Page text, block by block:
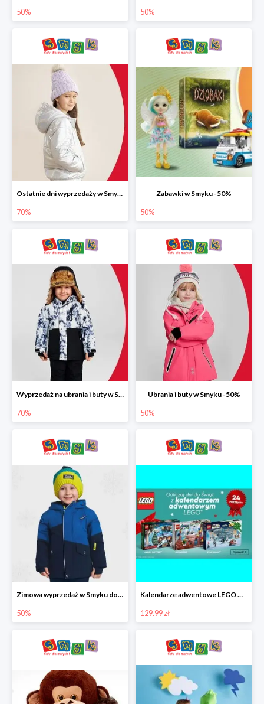
50% 50%
Ostatnie dni wyprzedaży w Smyku do -70%
70%
Zabawki w Smyku -50%
50%
Wyprzedaż na ubrania i buty w Smyku do -70%
70%
Ubrania i buty w Smyku -50%
50%
Zimowa wyprzedaż w Smyku do -50%
50%
Kalendarze adwentowe LEGO w Smyku w super cenie
129.99 zł